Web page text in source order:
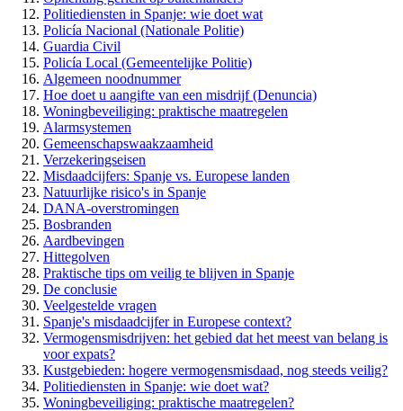
Politiediensten in Spanje: wie doet wat
Policía Nacional (Nationale Politie)
Guardia Civil
Policía Local (Gemeentelijke Politie)
Algemeen noodnummer
Hoe doet u aangifte van een misdrijf (Denuncia)
Woningbeveiliging: praktische maatregelen
Alarmsystemen
Gemeenschapswaakzaamheid
Verzekeringseisen
Misdaadcijfers: Spanje vs. Europese landen
Natuurlijke risico's in Spanje
DANA-overstromingen
Bosbranden
Aardbevingen
Hittegolven
Praktische tips om veilig te blijven in Spanje
De conclusie
Veelgestelde vragen
Spanje's misdaadcijfer in Europese context?
Vermogensmisdrijven: het gebied dat het meest van belang is
voor expats?
Kustgebieden: hogere vermogensmisdaad, nog steeds veilig?
Politiediensten in Spanje: wie doet wat?
Woningbeveiliging: praktische maatregelen?